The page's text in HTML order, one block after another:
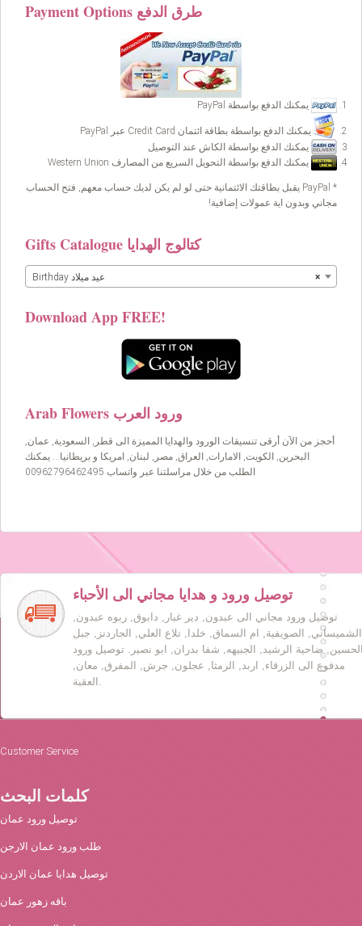
Payment Options طرق الدفع
يمكنك الدفع بواسطة PayPal
يمكنك الدفع بواسطة بطاقة ائتمان Credit Card عبر PayPal
يمكنك الدفع بواسطة الكاش عند التوصيل
يمكنك الدفع بواسطة التحويل السريع من المصارف Western Union
* PayPal يقبل بطاقتك الائتمانية حتى لو لم يكن لديك حساب معهم, فتح الحساب
مجاني وبدون اية عمولات إضافية!
Gifts Catalogue كتالوج الهدايا
× Birthday عيد ميلاد
Download App FREE!
Arab Flowers ورود العرب
أحجز من الآن أرقى تنسيقات الورود والهدايا المميزة الى قطر, السعودية, عمان,
البحرين, الكويت, الامارات, العراق, مصر, لبنان, امريكا و بريطانيا… يمكنك
الطلب من خلال مراسلتنا عبر واتساب 00962796462495
توصيل ورود و هدايا مجاني الى الأحباء
توصيل ورود مجاني الى عبدون, دير غبار, دابوق, ربوه عبدون,
الشميساني, الصويفية, ام السماق, خلدا, تلاع العلي, الجاردنز, جبل
ضاحية الرشيد, الجبيهه, شفا بدران, ابو نصير. توصيل ورود
مدفوع الى الزرقاء, اربد, الرمثا, عجلون, جرش, المفرق, معان,
العقبة.
Customer Service
كلمات البحث
توصيل ورود عمان
طلب ورود عمان الارجن
توصيل هدايا عمان الاردن
باقه زهور عمان